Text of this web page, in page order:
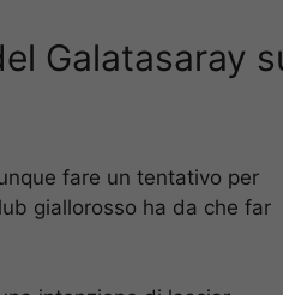
Galatasaray
fare un tentativo per
giallorosso ha da che far